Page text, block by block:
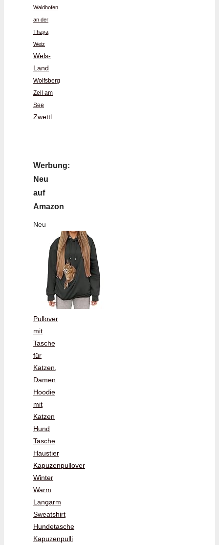
Waidhofen
an der
Thaya
Weiz
Wels-
Land
Wolfsberg
Zell am
See
Zwettl
Werbung:
Neu
auf
Amazon
Neu
Pullover
mit
Tasche
für
Katzen,
Damen
Hoodie
mit
Katzen
Hund
Tasche
Haustier
Kapuzenpullover
Winter
Warm
Langarm
Sweatshirt
Hundetasche
Kapuzenpulli